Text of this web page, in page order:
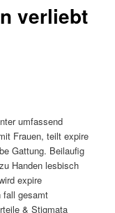
verliebt
umfassend
Frauen, teilt expire
Gattung. Beilaufig
Handen lesbisch
expire
fall gesamt
& Stigmata